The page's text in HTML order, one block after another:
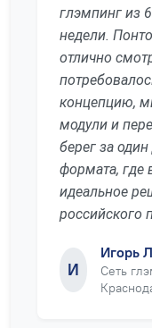
глэмпинг из
недели.
отлично
концепцию,
модули и
берег за
формата, где
идеальное
российского
И
Игорь
Сеть